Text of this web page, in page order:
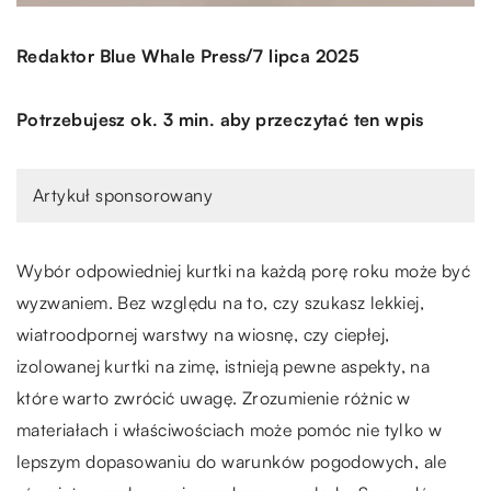
Redaktor Blue Whale Press/7 lipca 2025
Potrzebujesz ok. 3 min. aby przeczytać ten wpis
Artykuł sponsorowany
Wybór odpowiedniej kurtki na każdą porę roku może być
wyzwaniem. Bez względu na to, czy szukasz lekkiej,
wiatroodpornej warstwy na wiosnę, czy ciepłej,
izolowanej kurtki na zimę, istnieją pewne aspekty, na
które warto zwrócić uwagę. Zrozumienie różnic w
materiałach i właściwościach może pomóc nie tylko w
lepszym dopasowaniu do warunków pogodowych, ale